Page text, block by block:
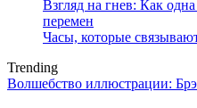
Взгляд на гнев: Как
перемен
Часы, которые
Trending
Волшебство иллюстрации: